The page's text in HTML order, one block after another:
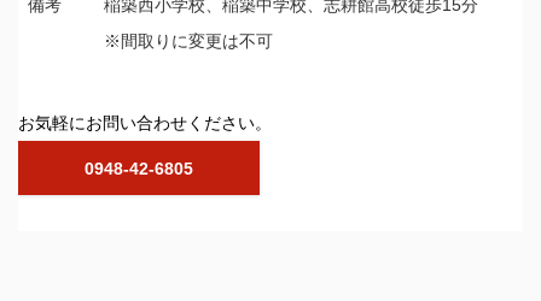
備考
稲築西小学校、稲築中学校、志耕館高校徒歩15分
※間取りに変更は不可
お気軽にお問い合わせください。
0948-42-6805